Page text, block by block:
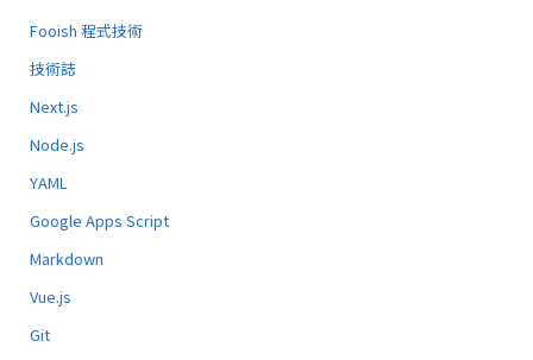
Fooish 程式技術
技術誌
Next.js
Node.js
YAML
Google Apps Script
Markdown
Vue.js
Git